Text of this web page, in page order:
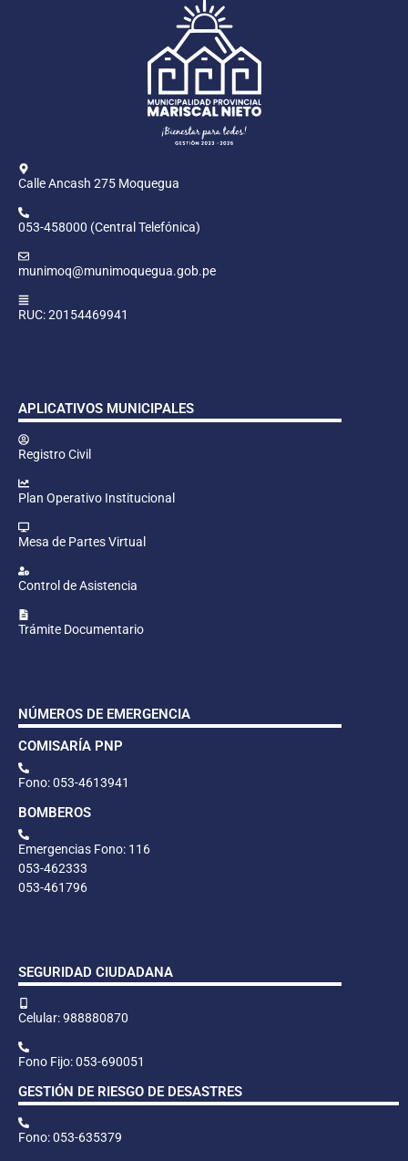
Calle Ancash 275 Moquegua
053-458000 (Central Telefónica)
munimoq@munimoquegua.gob.pe
RUC: 20154469941
APLICATIVOS MUNICIPALES
Registro Civil
Plan Operativo Institucional
Mesa de Partes Virtual
Control de Asistencia
Trámite Documentario
NÚMEROS DE EMERGENCIA
COMISARÍA PNP
Fono: 053-4613941
BOMBEROS
Emergencias Fono: 116
053-462333
053-461796
SEGURIDAD CIUDADANA
Celular: 988880870
Fono Fijo: 053-690051
GESTIÓN DE RIESGO DE DESASTRES
Fono: 053-635379